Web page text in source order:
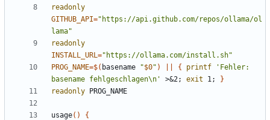
readonly
GITHUB_API="https://api.github.com/repos/ollama/ol
lama"
readonly
INSTALL_URL ="https://ollama.com/install.sh"
PROG_NAME=$( basename "$0" ) { printf
'Fehler:
basename fehlgeschlagen\n'
>&2 ; exit 1 ;
}
readonly
usage()
{